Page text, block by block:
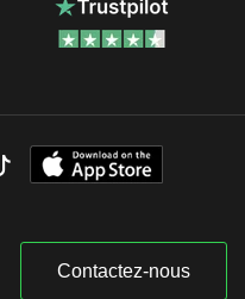
Contactez-nous